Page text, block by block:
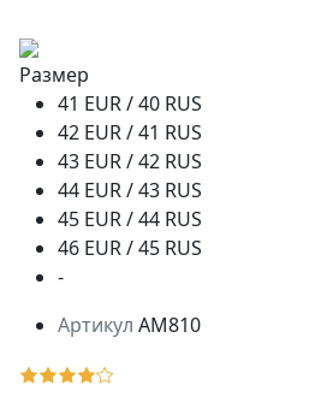
Размер
41 EUR / 40 RUS
42 EUR / 41 RUS
43 EUR / 42 RUS
44 EUR / 43 RUS
45 EUR / 44 RUS
46 EUR / 45 RUS
-
Артикул AM810